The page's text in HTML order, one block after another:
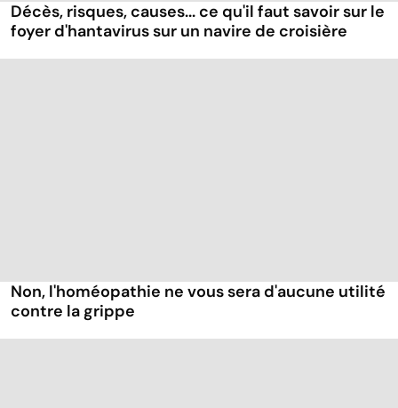
Décès, risques, causes... ce qu'il faut savoir sur le
foyer d'hantavirus sur un navire de croisière
Non, l'homéopathie ne vous sera d'aucune utilité
contre la grippe